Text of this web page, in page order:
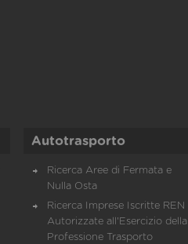
Autotrasporto
Ricerca Aree di Fermata e
Nulla Osta
Ricerca Imprese Iscritte REN
Autorizzate all'Esercizio della
Professione Trasporto